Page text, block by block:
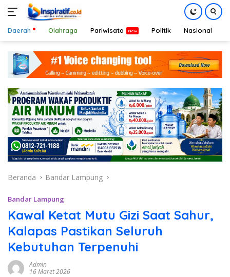
konten
Daerah Olahraga Pariwisata Politik Nasional
Beranda Bandar Lampung
Bandar Lampung
Kawal Ketat Mutu Gizi Saat Sahur,
Kalapas Pastikan Seluruh
Kebutuhan Terpenuhi
Admin
16 Maret 2026